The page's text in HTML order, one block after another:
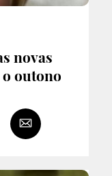
novas
outono